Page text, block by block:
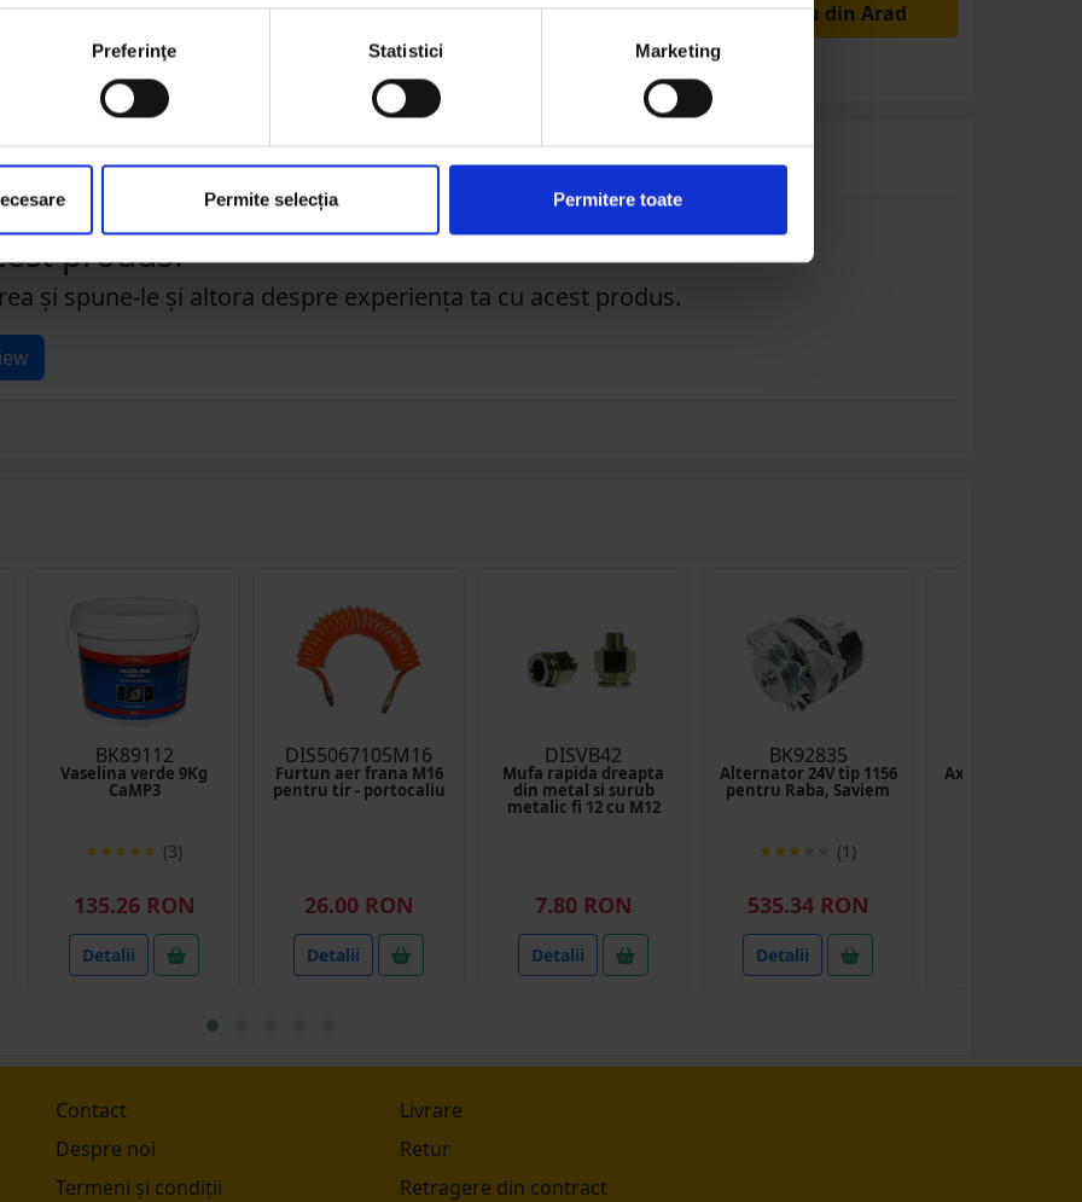
Preferinţe Statistici Marketing
Permite selecția Permitere toate
împreună cu șoferul înainte de a
în depozitul nostru din Arad
produs?
și spune-le și altora despre experiența ta cu acest produs.
BK89112
Vaselina verde 9Kg
CaMP3
(3)
135.26 RON
Detalii
DIS5067105M16
Furtun aer frana M16
pentru tir - portocaliu
26.00 RON
Detalii
DISVB42
Mufa rapida dreapta
din metal si surub
metalic fi 12 cu M12
7.80 RON
Detalii
BK92835
Alternator 24V tip 1156
pentru Raba, Saviem
(1)
535.34 RON
Detalii
Ax caseta
Contact
Despre noi
Termeni și condiții
Livrare
Retur
Retragere din contract